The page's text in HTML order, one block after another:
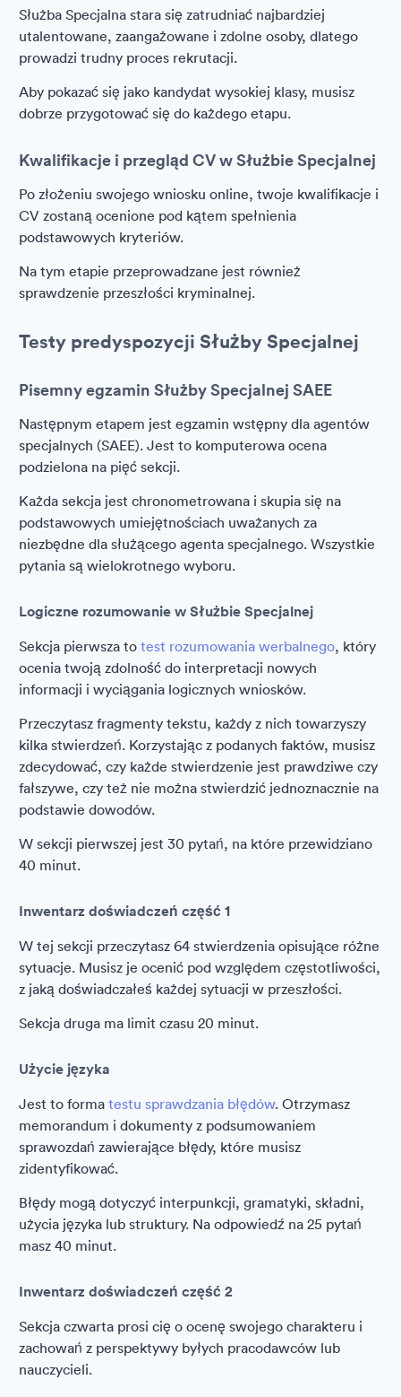
Służba Specjalna stara się zatrudniać najbardziej
utalentowane, zaangażowane i zdolne osoby, dlatego
prowadzi trudny proces rekrutacji.
Aby pokazać się jako kandydat wysokiej klasy, musisz
dobrze przygotować się do każdego etapu.
Kwalifikacje i przegląd CV w Służbie Specjalnej
Po złożeniu swojego wniosku online, twoje kwalifikacje i
CV zostaną ocenione pod kątem spełnienia
podstawowych kryteriów.
Na tym etapie przeprowadzane jest również
sprawdzenie przeszłości kryminalnej.
Testy predyspozycji Służby Specjalnej
Pisemny egzamin Służby Specjalnej SAEE
Następnym etapem jest egzamin wstępny dla agentów
specjalnych (SAEE). Jest to komputerowa ocena
podzielona na pięć sekcji.
Każda sekcja jest chronometrowana i skupia się na
podstawowych umiejętnościach uważanych za
niezbędne dla służącego agenta specjalnego. Wszystkie
pytania są wielokrotnego wyboru.
Logiczne rozumowanie w Służbie Specjalnej
Sekcja pierwsza to test rozumowania werbalnego, który
ocenia twoją zdolność do interpretacji nowych
informacji i wyciągania logicznych wniosków.
Przeczytasz fragmenty tekstu, każdy z nich towarzyszy
kilka stwierdzeń. Korzystając z podanych faktów, musisz
zdecydować, czy każde stwierdzenie jest prawdziwe czy
fałszywe, czy też nie można stwierdzić jednoznacznie na
podstawie dowodów.
W sekcji pierwszej jest 30 pytań, na które przewidziano
40 minut.
Inwentarz doświadczeń część 1
W tej sekcji przeczytasz 64 stwierdzenia opisujące różne
sytuacje. Musisz je ocenić pod względem częstotliwości,
z jaką doświadczałeś każdej sytuacji w przeszłości.
Sekcja druga ma limit czasu 20 minut.
Użycie języka
Jest to forma testu sprawdzania błędów. Otrzymasz
memorandum i dokumenty z podsumowaniem
sprawozdań zawierające błędy, które musisz
zidentyfikować.
Błędy mogą dotyczyć interpunkcji, gramatyki, składni,
użycia języka lub struktury. Na odpowiedź na 25 pytań
masz 40 minut.
Inwentarz doświadczeń część 2
Sekcja czwarta prosi cię o ocenę swojego charakteru i
zachowań z perspektywy byłych pracodawców lub
nauczycieli.